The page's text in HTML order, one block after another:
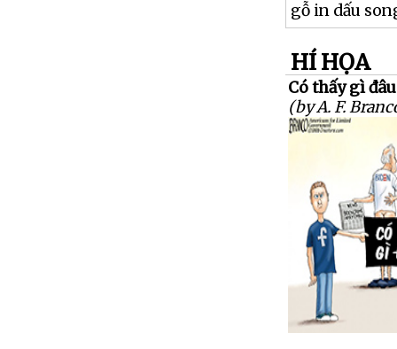
gỗ in dấu
HÍ HỌA
Có thấy gì
(by A. F.